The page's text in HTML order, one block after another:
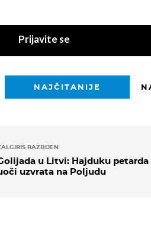
Prijavite se
NAJČITANIJE
RAZBIJEN
u Litvi: Hajduku
uzvrata na Poljudu